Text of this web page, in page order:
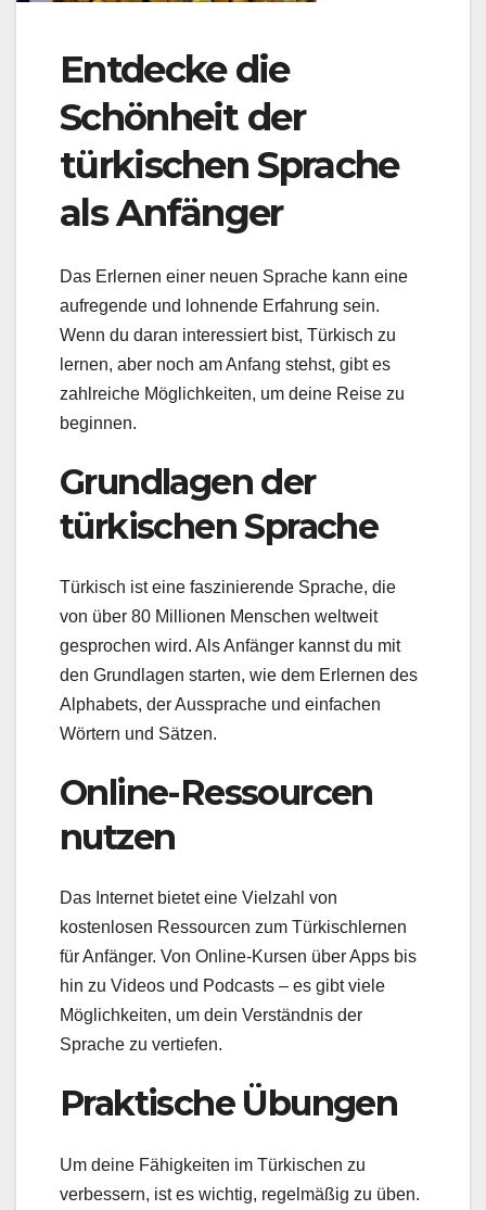
Entdecke die
Schönheit der
türkischen Sprache
als Anfänger
Das Erlernen einer neuen Sprache kann eine
aufregende und lohnende Erfahrung sein.
Wenn du daran interessiert bist, Türkisch zu
lernen, aber noch am Anfang stehst, gibt es
zahlreiche Möglichkeiten, um deine Reise zu
beginnen.
Grundlagen der
türkischen Sprache
Türkisch ist eine faszinierende Sprache, die
von über 80 Millionen Menschen weltweit
gesprochen wird. Als Anfänger kannst du mit
den Grundlagen starten, wie dem Erlernen des
Alphabets, der Aussprache und einfachen
Wörtern und Sätzen.
Online-Ressourcen
nutzen
Das Internet bietet eine Vielzahl von
kostenlosen Ressourcen zum Türkischlernen
für Anfänger. Von Online-Kursen über Apps bis
hin zu Videos und Podcasts – es gibt viele
Möglichkeiten, um dein Verständnis der
Sprache zu vertiefen.
Praktische Übungen
Um deine Fähigkeiten im Türkischen zu
verbessern, ist es wichtig, regelmäßig zu üben.